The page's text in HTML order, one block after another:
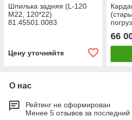
Шпилька задняя (L-120
M22, 120*22)
81.45501.0083
Цену уточняйте
66
О нас
Рейтинг не сформирован
Менее 5 отзывов за последний